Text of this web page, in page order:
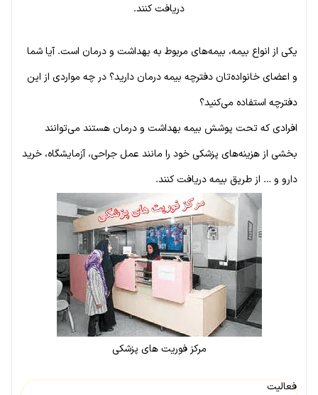
دریافت کنند.
یکی از انواع بیمه، بیمه‌های مربوط به بهداشت و درمان است. آیا شما
و اعضای خانواده‌تان دفترچه بیمه درمان دارید؟ در چه مواردی از این
دفترچه استفاده می‌کنید؟
افرادی که تحت پوشش بیمه بهداشت و درمان هستند می‌توانند
بخشی از هزینه‌های پزشکی خود را مانند عمل جراحی، آزمایشگاه، خرید
دارو و … از طریق بیمه دریافت کنند.
مرکز فوریت های پزشکی
فعالیت